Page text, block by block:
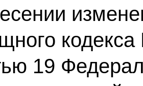
кодекса
19